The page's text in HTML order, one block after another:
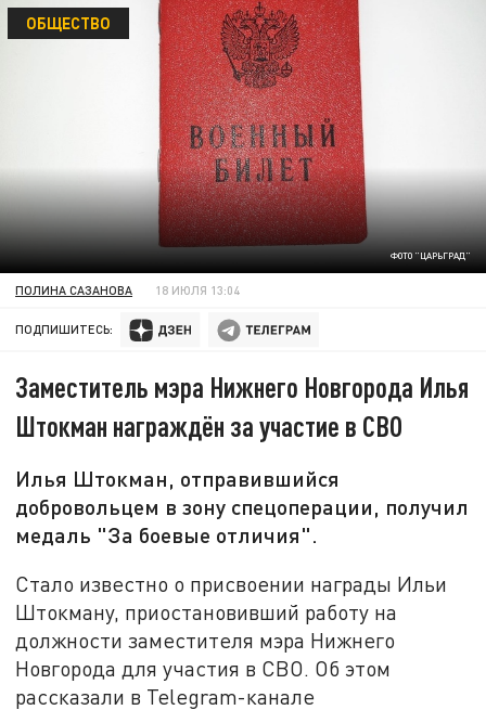
ФОТО "ЦАРЬГРАД"
ОБЩЕСТВО
ПОЛИНА САЗАНОВА 18 ИЮЛЯ 13:04
ПОДПИШИТЕСЬ:
Заместитель мэра Нижнего Новгорода Илья
Штокман награждён за участие в СВО
Илья Штокман, отправившийся
добровольцем в зону спецоперации, получил
медаль "За боевые отличия".
Стало известно о присвоении награды Ильи
Штокману, приостановивший работу на
должности заместителя мэра Нижнего
Новгорода для участия в СВО. Об этом
рассказали в Telegram-канале